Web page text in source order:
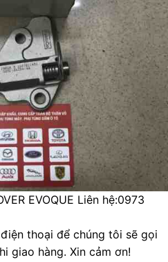
EVOQUE Liên hệ:0973
thoại để chúng tôi sẽ gọi
giao hàng. Xin cảm ơn!